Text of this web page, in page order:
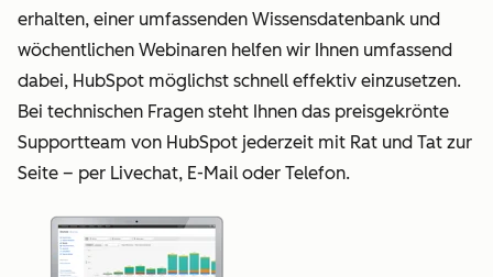
erhalten, einer umfassenden Wissensdatenbank und
wöchentlichen Webinaren helfen wir Ihnen umfassend
dabei, HubSpot möglichst schnell effektiv einzusetzen.
Bei technischen Fragen steht Ihnen das preisgekrönte
Supportteam von HubSpot jederzeit mit Rat und Tat zur
Seite – per Livechat, E-Mail oder Telefon.